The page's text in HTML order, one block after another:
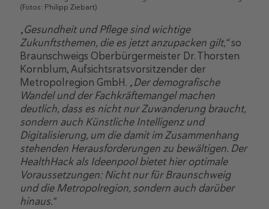
(Fotos: Philipp Ziebart)
„Gesundheit und Pflege sind wichtige
Zukunftsthemen, die es jetzt anzupacken gilt,“so
Braunschweigs Oberbürgermeister Dr. Thorsten
Kornblum, Aufsichtsratsvorsitzender der
Metropolregion GmbH. „Der demografische
Wandel und der Fachkräftemangel machen
deutlich, dass es nicht nur Zuwanderung braucht,
sondern auch Künstliche Intelligenz und
Digitalisierung, um die damit im Zusammenhang
stehenden Herausforderungen zu bewältigen. Der
HealthHack als Ideenpool bietet hier optimale
Voraussetzungen: Nicht nur für Braunschweig
und die Metropolregion, sondern auch darüber
hinaus.“